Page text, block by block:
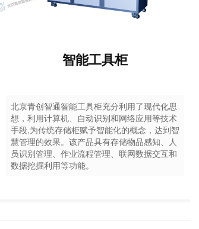
智能工具柜
北京青创智通智能工具柜充分利用了现代化思
想，利用计算机、自动识别和网络应用等技术
手段,为传统存储柜赋予智能化的概念，达到智
慧管理的效果。该产品具有存储物品感知、人
员识别管理、作业流程管理、联网数据交互和
数据挖掘利用等功能。